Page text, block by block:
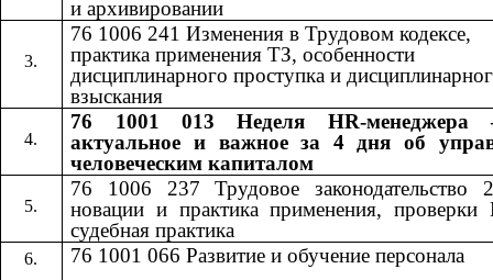
и архивировании
76 1006 241 ​​Изменения в Трудовом кодексе,
практика применения ТЗ, особенности
дисциплинарного проступка и
взыскания
76 1001 013 Неделя HR-менеджера
актуальное и важное за 4 дня об
человеческим капиталом
76 1006 237 Трудовое законодательство
новации и практика применения,
судебная практика
76 1001 066 Развитие и обучение персонала